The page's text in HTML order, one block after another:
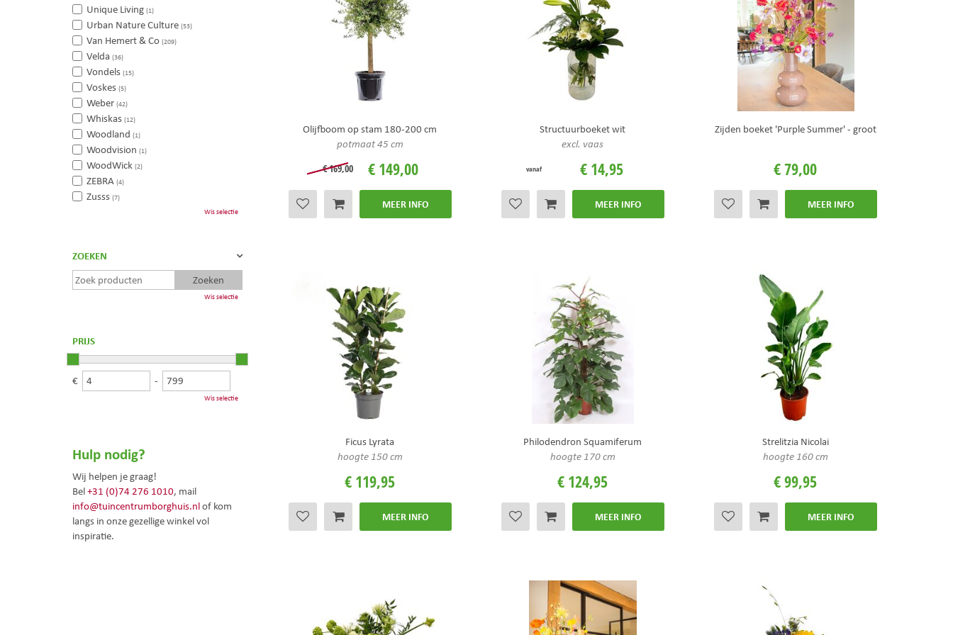
Olijfboom op stam 180-200 cm
potmaat 45 cm
€169,00 € 149,00
MEER INFO
Structuurboeket wit
excl. vaas
vanaf € 14,95
MEER INFO
Zijden boeket 'Purple Summer' - groot
€79,00
MEER INFO
Ficus Lyrata
hoogte 150 cm
€ 119,95
MEER INFO
Philodendron Squamiferum
hoogte 170 cm
€ 124,95
MEER INFO
Strelitzia Nicolai
hoogte 160 cm
€99,95
MEER INFO
Unique Living (1)
Urban Nature Culture (53)
Van Hemert & Co (209)
Velda (36)
Vondels (15)
Voskes (5)
Weber (42)
Whiskas (12)
Woodland (1)
Woodvision (1)
WoodWick (2)
ZEBRA (4)
Zusss (7)
Wis selectie
ZOEKEN
Wis selectie
PRIJS
€ -
Wis selectie
Hulp nodig?
Wij helpen je graag!
Bel+31 (0)74 276 1010, mail
info@tuincentrumborghuis.nlof kom
langs in onze gezellige winkel vol
inspiratie.